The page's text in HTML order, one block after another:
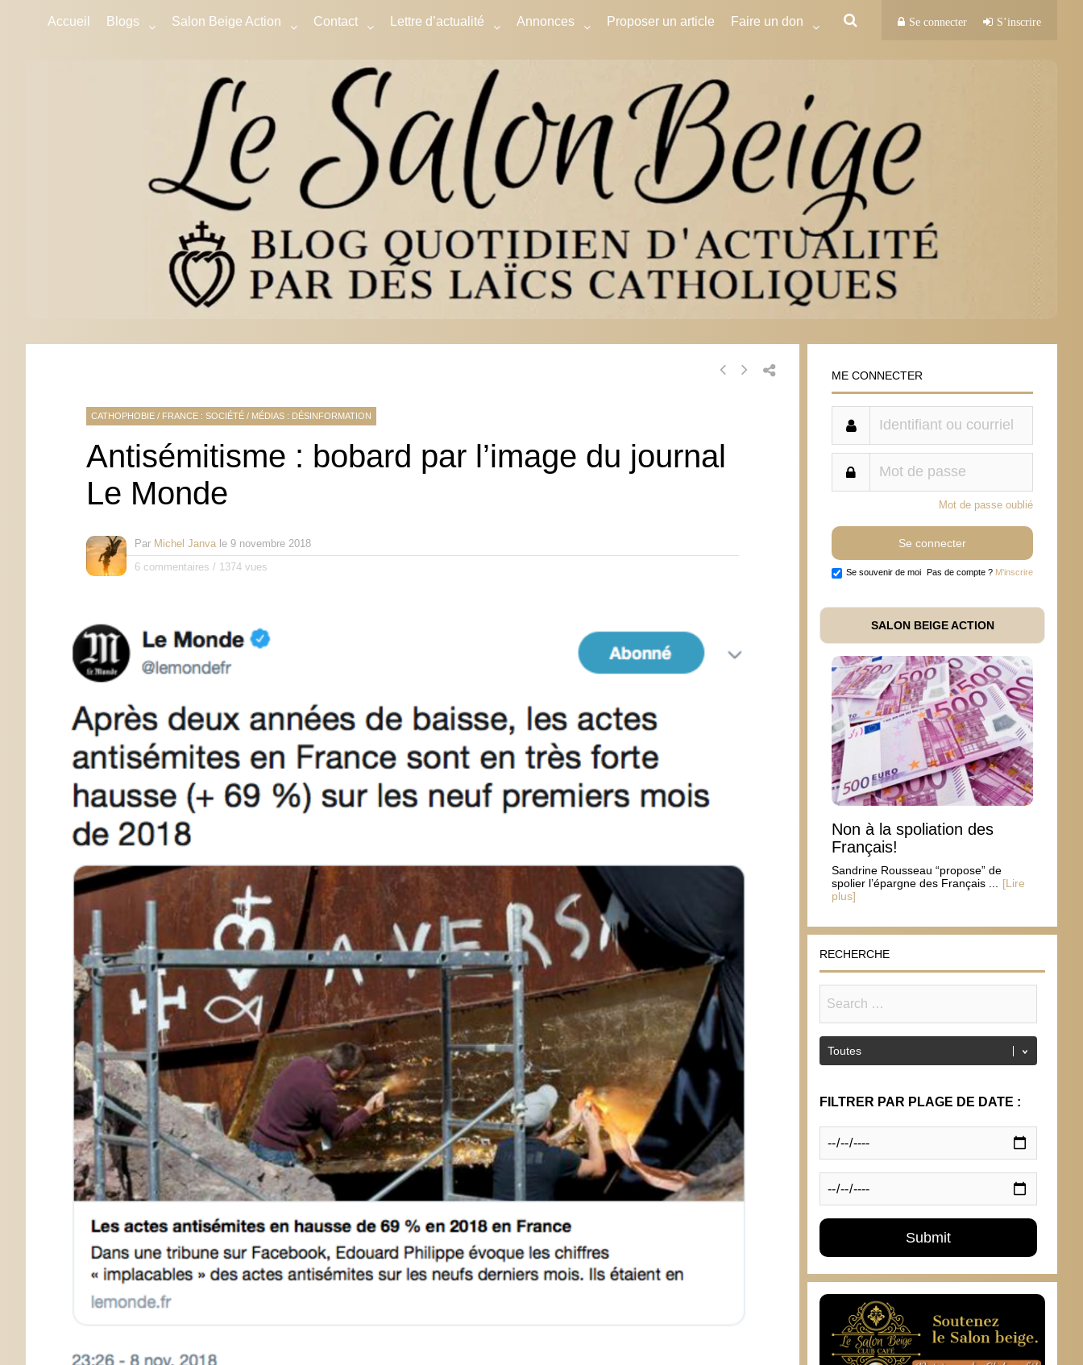
Accueil Blogs Salon Beige Action Contact Lettre d’actualité Annonces Proposer un article Faire un don Se connecter S’inscrire
CATHOPHOBIE / FRANCE : SOCIÉTÉ / MÉDIAS : DÉSINFORMATION
Antisémitisme : bobard par l’image du journal
Le Monde
Par Michel Janva le 9 novembre 2018
6 commentaires / 1374 vues
ME CONNECTER
Mot de passe oublié
Se souvenir de moi Pas de compte ? M'inscrire
SALON BEIGE ACTION
Non à la spoliation des
Français!
Sandrine Rousseau “propose” de
spolier l’épargne des Français ...
[Lire
plus]
RECHERCHE
FILTRER PAR PLAGE DE DATE :